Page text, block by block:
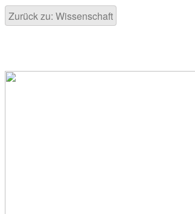
Zurück zu: Wissenschaft